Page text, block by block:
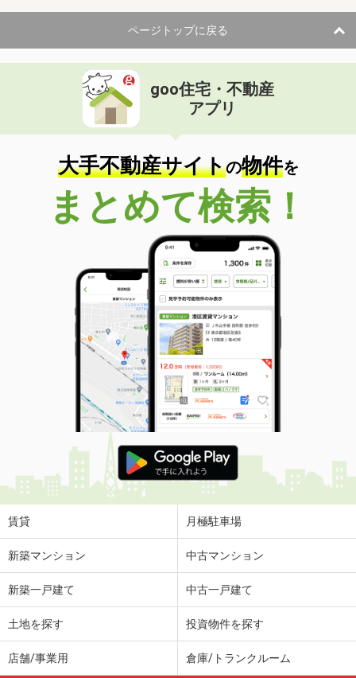
ページトップに戻る
goo住宅・不動産
アプリ
大手不動産サイトの物件を
まとめて検索！
賃貸 月極駐車場
新築マンション 中古マンション
新築一戸建て 中古一戸建て
土地を探す 投資物件を探す
店舗/事業用 倉庫/トランクルーム